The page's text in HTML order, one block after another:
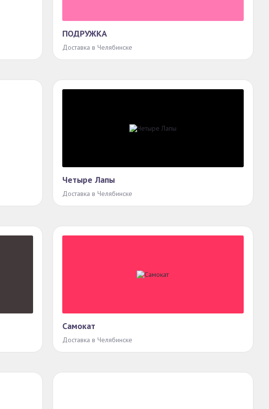
ПОДРУЖКА
Доставка в Челябинске
Четыре Лапы
Доставка в Челябинске
Самокат
Доставка в Челябинске